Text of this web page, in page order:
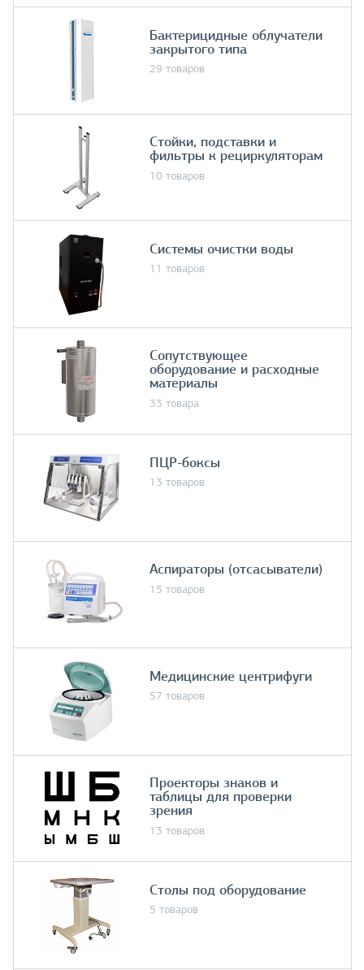
Бактерицидные облучатели
закрытого типа
29 товаров
Стойки, подставки и
фильтры к рециркуляторам
10 товаров
Системы очистки воды
11 товаров
Сопутствующее
оборудование и расходные
материалы
33 товара
ПЦР-боксы
13 товаров
Аспираторы (отсасыватели)
15 товаров
Медицинские центрифуги
57 товаров
Проекторы знаков и
таблицы для проверки
зрения
13 товаров
Столы под оборудование
5 товаров